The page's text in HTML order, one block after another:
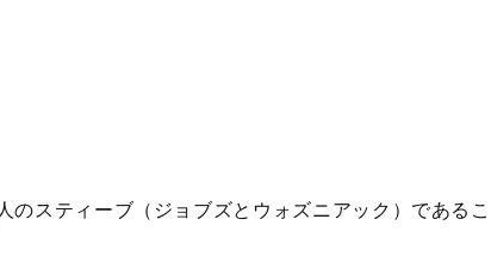
スティーブ（ジョブズとウォズニアック）であるこ